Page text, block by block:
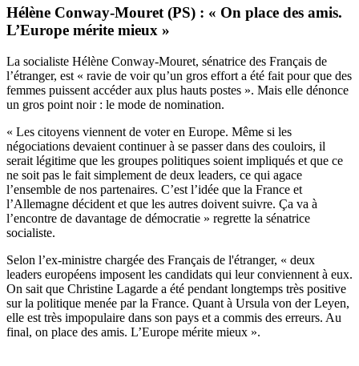
Hélène Conway-Mouret (PS) : « On place des amis.
L’Europe mérite mieux »
La socialiste Hélène Conway-Mouret, sénatrice des Français de
l’étranger, est « ravie de voir qu’un gros effort a été fait pour que des
femmes puissent accéder aux plus hauts postes ». Mais elle dénonce
un gros point noir : le mode de nomination.
« Les citoyens viennent de voter en Europe. Même si les
négociations devaient continuer à se passer dans des couloirs, il
serait légitime que les groupes politiques soient impliqués et que ce
ne soit pas le fait simplement de deux leaders, ce qui agace
l’ensemble de nos partenaires. C’est l’idée que la France et
l’Allemagne décident et que les autres doivent suivre. Ça va à
l’encontre de davantage de démocratie » regrette la sénatrice
socialiste.
Selon l’ex-ministre chargée des Français de l'étranger, « deux
leaders européens imposent les candidats qui leur conviennent à eux.
On sait que Christine Lagarde a été pendant longtemps très positive
sur la politique menée par la France. Quant à Ursula von der Leyen,
elle est très impopulaire dans son pays et a commis des erreurs. Au
final, on place des amis. L’Europe mérite mieux ».